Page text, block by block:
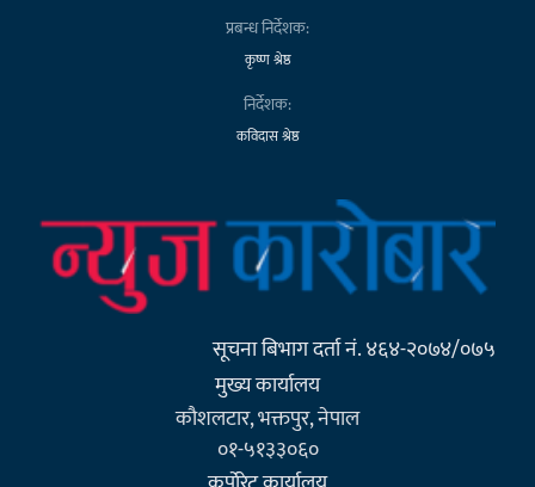
प्रबन्ध निर्देशक:
कृष्ण श्रेष्ठ
निर्देशक:
कविदास श्रेष्ठ
सूचना बिभाग दर्ता नं. ४६४-२०७४/०७५
मुख्य कार्यालय
कौशलटार, भक्तपुर, नेपाल
०१-५१३३०६०